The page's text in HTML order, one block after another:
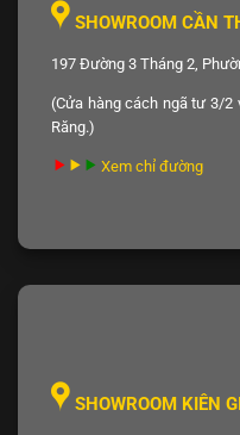
SHOWROOM CẦN
197 Đường 3 Tháng 2,
(Cửa hàng cách ngã tư 3/2
Răng.)
Xem chỉ đường
SHOWROOM KIÊN